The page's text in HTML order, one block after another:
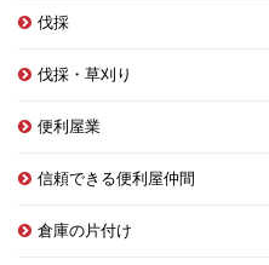
伐採
伐採・草刈り
便利屋業
信頼できる便利屋仲間
倉庫の片付け